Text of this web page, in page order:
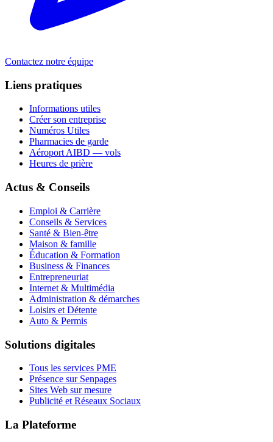
Contactez notre équipe
Liens pratiques
Informations utiles
Créer son entreprise
Numéros Utiles
Pharmacies de garde
Aéroport AIBD — vols
Heures de prière
Actus & Conseils
Emploi & Carrière
Conseils & Services
Santé & Bien-être
Maison & famille
Éducation & Formation
Business & Finances
Entrepreneuriat
Internet & Multimédia
Administration & démarches
Loisirs et Détente
Auto & Permis
Solutions digitales
Tous les services PME
Présence sur Senpages
Sites Web sur mesure
Publicité et Réseaux Sociaux
La Plateforme